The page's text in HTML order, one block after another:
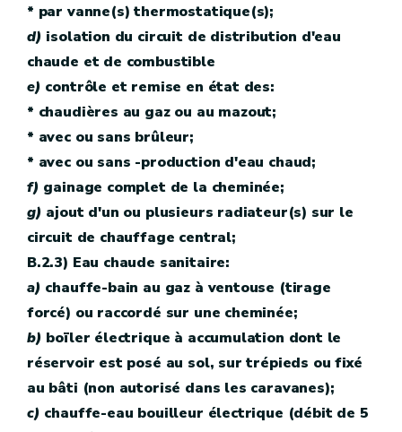
* par vanne(s) thermostatique(s);
d) isolation du circuit de distribution d'eau
chaude et de combustible
e) contrôle et remise en état des:
* chaudières au gaz ou au mazout;
* avec ou sans brûleur;
* avec ou sans -production d'eau chaud;
f) gainage complet de la cheminée;
g) ajout d'un ou plusieurs radiateur(s) sur le
circuit de chauffage central;
B.2.3) Eau chaude sanitaire:
a) chauffe-bain au gaz à ventouse (tirage
forcé) ou raccordé sur une cheminée;
b) boïler électrique à accumulation dont le
réservoir est posé au sol, sur trépieds ou fixé
au bâti (non autorisé dans les caravanes);
c) chauffe-eau bouilleur électrique (débit de 5